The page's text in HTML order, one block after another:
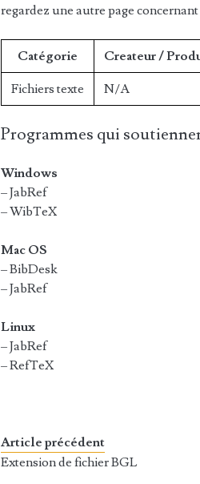
regardez une autre page
Catégorie Createur /
Fichiers texte N/A
Programmes qui
Windows
– JabRef
– WibTeX
Mac OS
– BibDesk
– JabRef
Linux
– JabRef
– RefTeX
Article précédent
Extension de fichier BGL